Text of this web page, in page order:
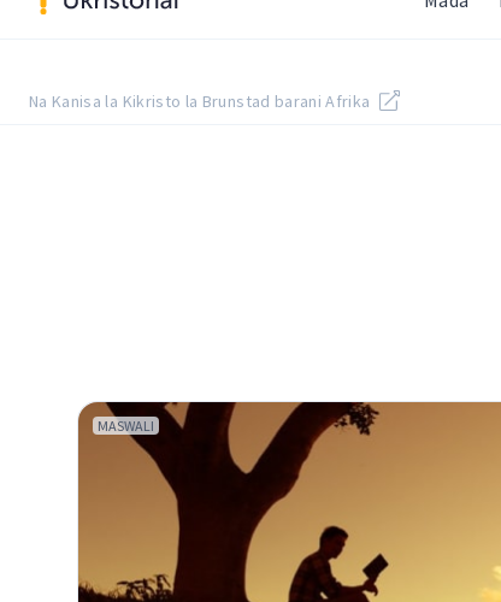
Na Kanisa la Kikristo la Brunstad barani Afrika
MASWALI